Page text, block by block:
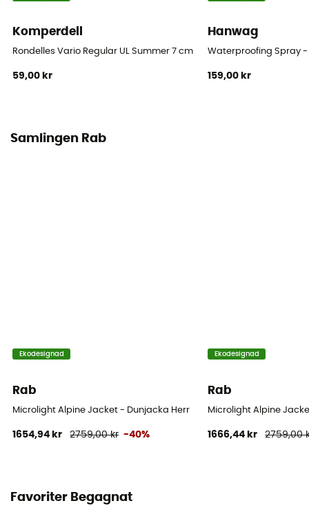
Komperdell
Rondelles Vario Regular UL Summer 7 cm Blister
59,00 kr
Hanwag
Waterproofing Spray
159,00 kr
Samlingen Rab
Ekodesignad
Rab
Microlight Alpine Jacket - Dunjacka Herr
1654,94 kr 2759,00 kr -40%
Ekodesignad
Rab
Microlight Alpine
1666,44 kr 2759,00
Favoriter Begagnat